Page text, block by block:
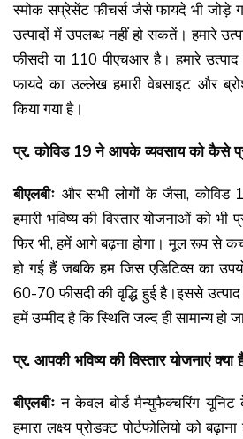
स्मोक सप्रेसेंट फीचर्स जैसे फायदे भी जोड़े
उत्पादों में उपलब्ध नहीं हो सकतें। हमारे
फीसदी या 110 पीएचआर है। हमारे
फायदे का उल्लेख हमारी वेबसाइट और
किया गया है।
प्र. कोविड 19 ने आपके व्यवसाय को कैसे
बीएलबीः और सभी लोगों के जैसा, कोविड
हमारी भविष्य की विस्तार योजनाओं को भी
फिर भी, हमें आगे बढ़ना होगा। मूल रूप से
हो गई हैं जबकि हम जिस एडिटिव्स का
60-70 फीसदी की वृद्धि हुई है।इससे
हमें उम्मीद है कि स्थिति जल्द ही सामान्य हो
प्र. आपकी भविष्य की विस्तार योजनाएं क्या
बीएलबीः न केवल बोर्ड मैन्युफैक्चरिंग
हमारा लक्ष्य प्रोडक्ट पोर्टफोलियो को